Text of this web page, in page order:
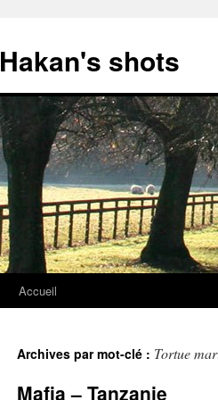
contenu
Hakan's shots
Accueil
Archives par mot-clé : Tortue
Mafia – Tanzanie